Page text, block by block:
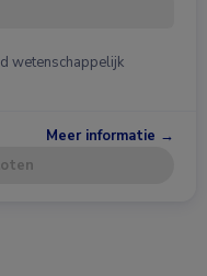
wetenschappelijk
Meer informatie →